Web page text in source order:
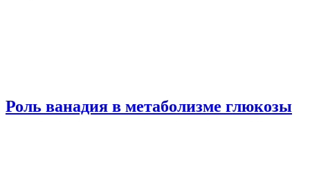
Роль ванадия в метаболизме глюкозы